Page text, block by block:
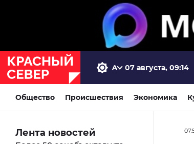
07 августа, 09:14
Общество Происшествия Экономика
Лента новостей